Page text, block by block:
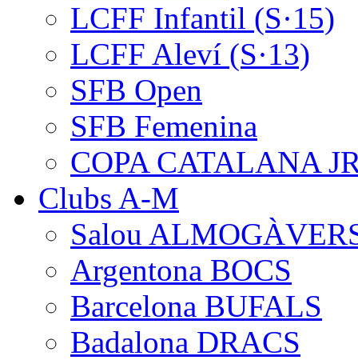
LCFF Infantil (S·15)
LCFF Aleví (S·13)
SFB Open
SFB Femenina
COPA CATALANA
Clubs A-M
Salou
Argentona BOCS
Barcelona BUFALS
Badalona DRACS